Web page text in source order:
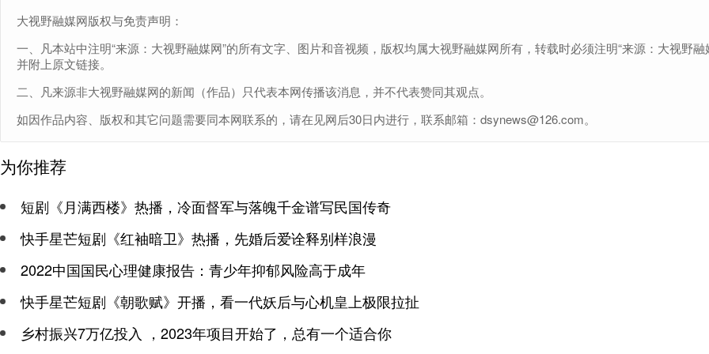
大视野融媒网版权与免责声明：
一、凡本站中注明“来源：大视野融媒网”的所有文字、图片和音视频，版权均属大视野融媒网所有，转载时必须注明“来源：大视野融
并附上原文链接。
二、凡来源非大视野融媒网的新闻（作品）只代表本网传播该消息，并不代表赞同其观点。
如因作品内容、版权和其它问题需要同本网联系的，请在见网后30日内进行，联系邮箱：dsynews@126.com。
为你推荐
短剧《月满西楼》热播，冷面督军与落魄千金谱写民国传奇
快手星芒短剧《红袖暗卫》热播，先婚后爱诠释别样浪漫
2022中国国民心理健康报告：青少年抑郁风险高于成年
快手星芒短剧《朝歌赋》开播，看一代妖后与心机皇上极限拉扯
乡村振兴7万亿投入 ，2023年项目开始了，总有一个适合你